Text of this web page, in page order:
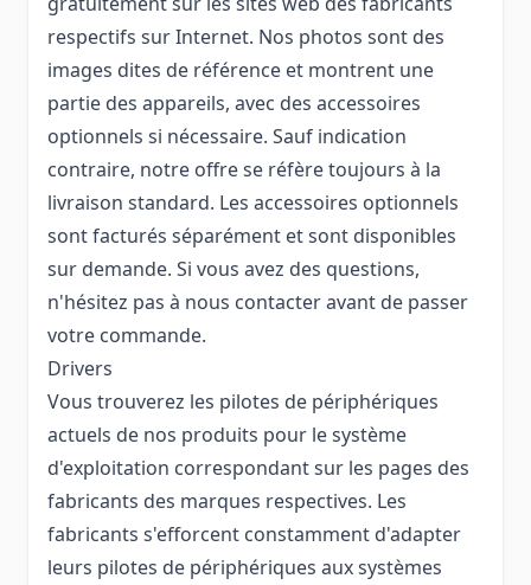
respectifs sur Internet. Nos photos sont des
images dites de référence et montrent une
partie des appareils, avec des accessoires
optionnels si nécessaire. Sauf indication
contraire, notre offre se réfère toujours à la
livraison standard. Les accessoires optionnels
sont facturés séparément et sont disponibles
sur demande. Si vous avez des questions,
n'hésitez pas à nous contacter avant de passer
votre commande.
Drivers
Vous trouverez les pilotes de périphériques
actuels de nos produits pour le système
d'exploitation correspondant sur les pages des
fabricants des marques respectives. Les
fabricants s'efforcent constamment d'adapter
leurs pilotes de périphériques aux systèmes